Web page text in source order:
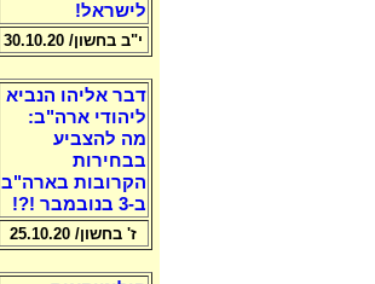
לישראל!
י"ב בחשון/ 30.10.20
דבר אליהו הנביא
ליהודי ארה"ב:
מה להצביע
בבחירות
הקרובות בארה"ב
ב-3 בנובמבר !?!
ז' בחשון/ 25.10.20